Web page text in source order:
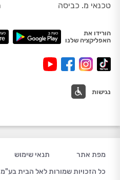
טכנאי מ. כביסה
הורידו את
האפליקציה שלנו
נגישות
מפת אתר תנאי שימוש
כל הזכויות שמורות לאל הבית